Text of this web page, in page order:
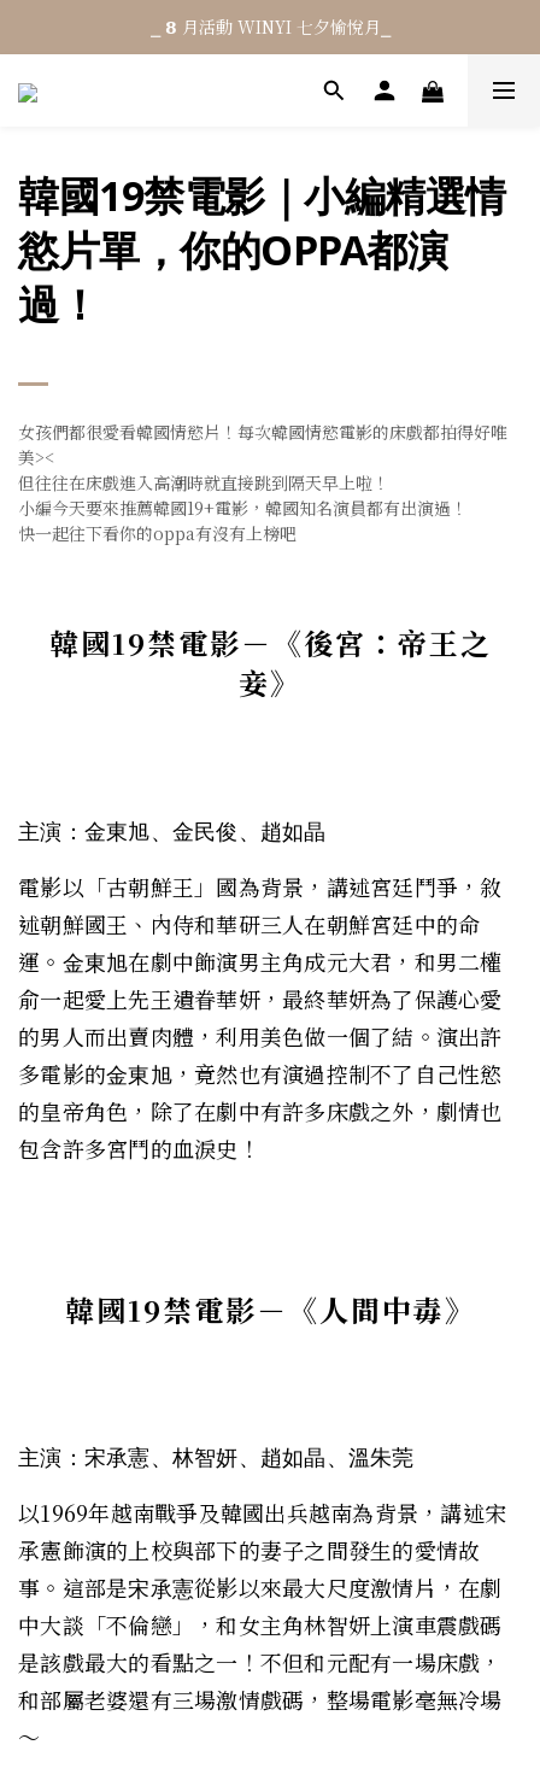
⎯ 𝟴 月活動 WINYI 七夕愉悅月⎯
⎯ 𝟴 月活動 WINYI 七夕愉悅月⎯
消費滿 NT$𝟭𝟮𝟬𝟬 享免運 (限台灣)
⎯ 𝟴 月活動 WINYI 七夕愉悅月⎯
韓國19禁電影｜小編精選情
慾片單，你的OPPA都演
過！
女孩們都很愛看韓國情慾片！每次韓國情慾電影的床戲都拍得好唯
美><
但往往在床戲進入高潮時就直接跳到隔天早上啦！
小編今天要來推薦韓國19+電影，韓國知名演員都有出演過！
快一起往下看你的oppa有沒有上榜吧
韓國19禁電影－《後宮：帝王之
妾》
主演：金東旭、金民俊、趙如晶
電影以「古朝鮮王」國為背景，講述宮廷鬥爭，敘
述朝鮮國王、內侍和華研三人在朝鮮宮廷中的命
運。 金東旭在劇中飾演男主角成元大君，和男二權
俞一起愛上先王遺眷華妍，最終華妍為了保護心愛
的男人而出賣肉體，利用美色做一個了結。演出許
多電影的金東旭，竟然也有演過控制不了自己性慾
的皇帝角色，除了在劇中有許多床戲之外，劇情也
包含許多宮鬥的血淚史！
韓國19禁電影－ 《人間中毒》
主演：宋承憲、林智妍、趙如晶、溫朱莞
以1969年越南戰爭及韓國出兵越南為背景，講述宋
承憲飾演的上校與部下的妻子之間發生的愛情故
事。這部是宋承憲從影以來最大尺度激情片， 在劇
中大談「不倫戀」，和女主角林智妍上演車震戲碼
是該戲最大的看點之一！不但和元配有一場床戲，
和部屬老婆還有三場激情戲碼，整場電影毫無冷場
～